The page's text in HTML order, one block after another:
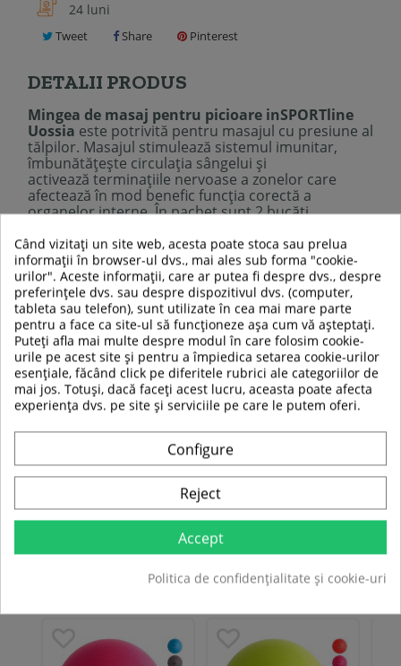
24 luni
Tweet Share Pinterest
DETALII PRODUS
Mingea de masaj pentru picioare inSPORTline
Uossia este potrivită pentru masajul cu presiune al
tălpilor. Masajul stimulează sistemul imunitar,
îmbunătățește circulația sângelui și
activează terminațiile nervoase a zonelor care
afectează în mod benefic funcția corectă a
organelor interne. În pachet sunt 2 bucăți.
Specificații tehnice:
Potrivit pentru antrenament de fitness și relaxare
Masaj ușor și stimulare
Suprafață antiderapantă flexibilă
Ajută la stimularea circulației sângelui și
ameliorează stresul
Potrivit mai ales pentru masajul picioarelor
Diametru:16 cm
Greutate:350 g
Înălțime:10 cm
Greutate limită:100 kg
Fiti primul care isi scrie parerea !
ALTE PRODUSE DIN ACEEASI
CATEGORIE:
Când vizitați un site web, acesta poate stoca sau prelua
informații în browser-ul dvs., mai ales sub forma "cookie-
urilor". Aceste informații, care ar putea fi despre dvs., despre
preferințele dvs. sau despre dispozitivul dvs. (computer,
tableta sau telefon), sunt utilizate în cea mai mare parte
pentru a face ca site-ul să funcționeze așa cum vă așteptați.
Puteți afla mai multe despre modul în care folosim cookie-
urile pe acest site și pentru a împiedica setarea cookie-urilor
esențiale, făcând click pe diferitele rubrici ale categoriilor de
mai jos. Totuși, dacă faceți acest lucru, aceasta poate afecta
experiența dvs. pe site și serviciile pe care le putem oferi.
Configure
Reject
Accept
Politica de confidențialitate și cookie-uri